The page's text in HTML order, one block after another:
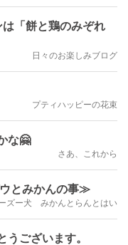
「餅と鶏のみぞれ
日々のお楽しみブログ
プティハッピーの花束
な🤗
さあ、これから
とみかんの事≫
ズー犬 みかんとらんとはい
ございます。